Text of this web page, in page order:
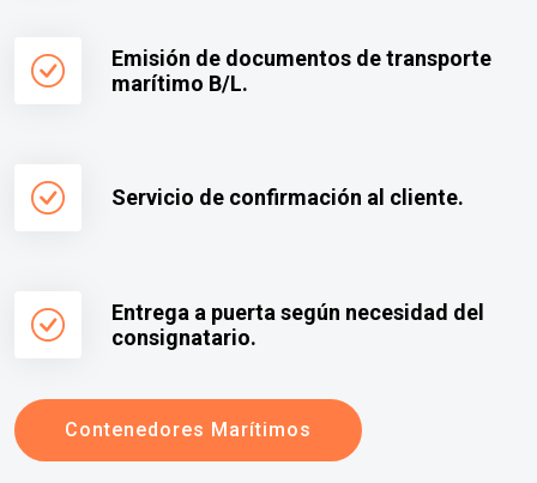
Emisión de documentos de transporte
marítimo B/L.
Servicio de confirmación al cliente.
Entrega a puerta según necesidad del
consignatario.
Contenedores Marítimos